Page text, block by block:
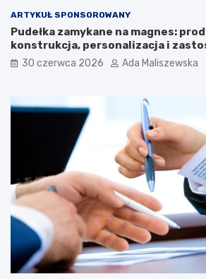
ARTYKUŁ SPONSOROWANY
Pudełka zamykane na magnes:
konstrukcja, personalizacja i
30 czerwca 2026 Ada Maliszewska